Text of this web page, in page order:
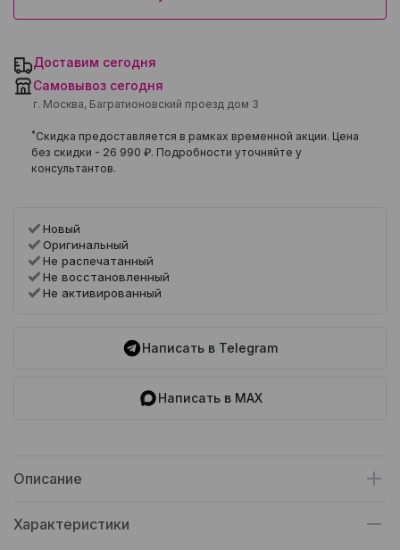
Доставим сегодня
Самовывоз сегодня
г. Москва, Багратионовский проезд дом 3
*Скидка предоставляется в рамках временной акции. Цена
без скидки - 26 990 ₽. Подробности уточняйте у
консультантов.
Новый
Оригинальный
Не распечатанный
Не восстановленный
Не активированный
Написать в Telegram
Написать в MAX
Описание
Характеристики